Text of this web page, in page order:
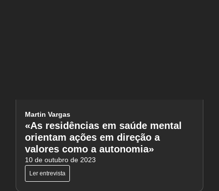
Martin Vargas
«As residências em saúde mental
orientam ações em direção a
valores como a autonomia»
10 de outubro de 2023
Ler entrevista